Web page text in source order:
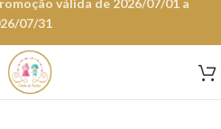
válida de 2026/07/01 a
07/31